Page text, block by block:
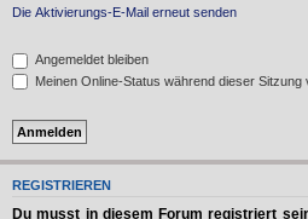
Die Aktivierungs-E-Mail erneut senden
Angemeldet bleiben
Meinen Online-Status während dieser Sitzung
REGISTRIEREN
Du musst in diesem Forum registriert